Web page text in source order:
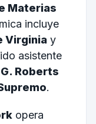
Materias
incluye
Virginiay
asistente
Roberts
.
opera